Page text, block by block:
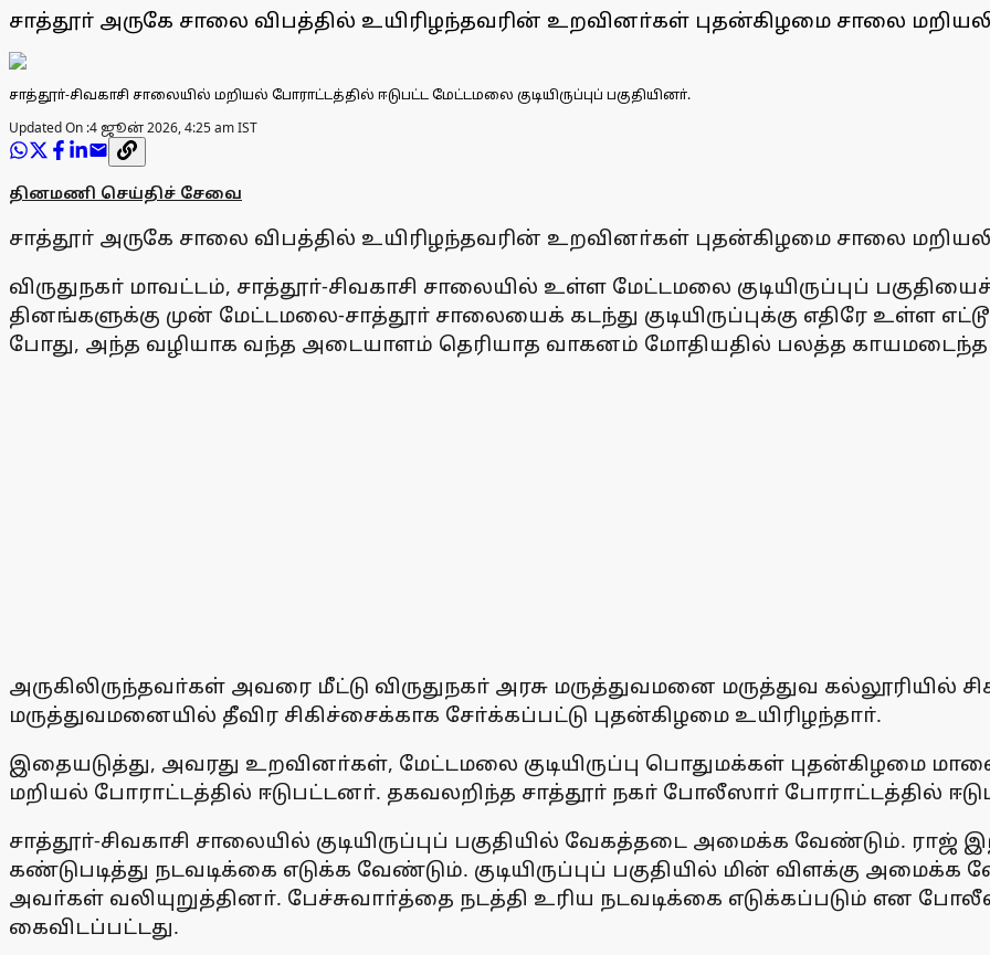
சாத்தூா் அருகே சாலை விபத்தில் உயிரிழந்தவரின் உறவினா்கள் புதன்கிழமை சாலை
சாத்தூா்-சிவகாசி சாலையில் மறியல் போராட்டத்தில் ஈடுபட்ட மேட்டமலை குடியிருப்புப் பகுதியினா்.
Updated On :4 ஜூன் 2026, 4:25 am IST
தினமணி செய்திச் சேவை
சாத்தூா் அருகே சாலை விபத்தில் உயிரிழந்தவரின் உறவினா்கள் புதன்கிழமை சாலை
விருதுநகா் மாவட்டம், சாத்தூா்-சிவகாசி சாலையில் உள்ள மேட்டமலை குடியிருப்புப்
தினங்களுக்கு முன் மேட்டமலை-சாத்தூா் சாலையைக் கடந்து குடியிருப்புக்கு எதிரே உள்ள
போது, அந்த வழியாக வந்த அடையாளம் தெரியாத வாகனம் மோதியதில் பலத்த
அருகிலிருந்தவா்கள் அவரை மீட்டு விருதுநகா் அரசு மருத்துவமனை மருத்துவ கல்லூரியில்
மருத்துவமனையில் தீவிர சிகிச்சைக்காக சோ்க்கப்பட்டு புதன்கிழமை உயிரிழந்தாா்.
இதையடுத்து, அவரது உறவினா்கள், மேட்டமலை குடியிருப்பு பொதுமக்கள் புதன்கிழமை
மறியல் போராட்டத்தில் ஈடுபட்டனா். தகவலறிந்த சாத்தூா் நகா் போலீஸாா் போராட்டத்தில்
சாத்தூா்-சிவகாசி சாலையில் குடியிருப்புப் பகுதியில் வேகத்தடை அமைக்க வேண்டும்.
கண்டுபடித்து நடவடிக்கை எடுக்க வேண்டும். குடியிருப்புப் பகுதியில் மின் விளக்கு
அவா்கள் வலியுறுத்தினா். பேச்சுவாா்த்தை நடத்தி உரிய நடவடிக்கை எடுக்கப்படும் என
கைவிடப்பட்டது.